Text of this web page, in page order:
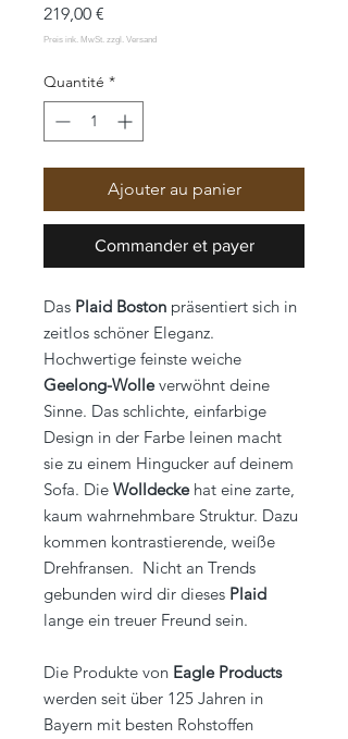
219,00 €
Quantité *
Ajouter au panier
Commander et payer
Das Plaid Boston präsentiert sich in
zeitlos schöner Eleganz.
Hochwertige feinste weiche
Geelong-Wolleverwöhnt deine
Sinne. Das schlichte, einfarbige
Design in der Farbe leinen macht
sie zu einem Hingucker auf deinem
Sofa. Die Wolldeckehat eine zarte,
kaum wahrnehmbare Struktur. Dazu
kommen kontrastierende, weiße
Drehfransen. Nicht an Trends
gebunden wird dir dieses Plaid
lange ein treuer Freund sein.
Die Produkte von Eagle Products
werden seit über 125 Jahren in
Bayern mit besten Rohstoffen